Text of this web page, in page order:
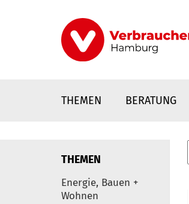
THEMEN BERATUNG
THEMEN
Energie, Bauen +
Wohnen